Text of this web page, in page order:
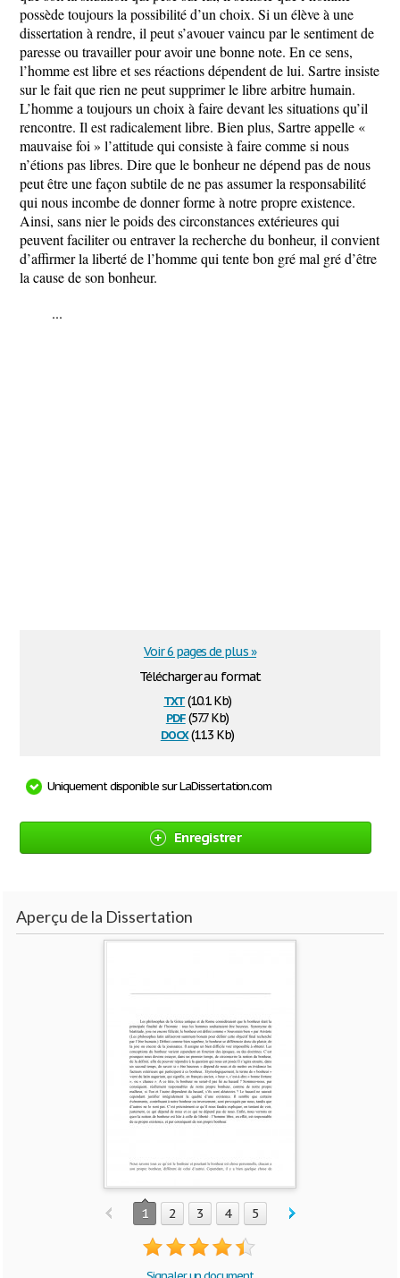
possède toujours la possibilité d’un choix. Si un élève à une
dissertation à rendre, il peut s’avouer vaincu par le sentiment de
paresse ou travailler pour avoir une bonne note. En ce sens,
l’homme est libre et ses réactions dépendent de lui. Sartre insiste
sur le fait que rien ne peut supprimer le libre arbitre humain.
L’homme a toujours un choix à faire devant les situations qu’il
rencontre. Il est radicalement libre. Bien plus, Sartre appelle «
mauvaise foi » l’attitude qui consiste à faire comme si nous
n’étions pas libres. Dire que le bonheur ne dépend pas de nous
peut être une façon subtile de ne pas assumer la responsabilité
qui nous incombe de donner forme à notre propre existence.
Ainsi, sans nier le poids des circonstances extérieures qui
peuvent faciliter ou entraver la recherche du bonheur, il convient
d’affirmer la liberté de l’homme qui tente bon gré mal gré d’être
la cause de son bonheur.
...
Télécharger au format
txt(10.1 Kb)
pdf(57.7 Kb)
docx(11.3 Kb)
Voir 6 pages de plus »
Uniquement disponible sur LaDissertation.com
Enregistrer
Aperçu de la Dissertation
1 2 3 4 5